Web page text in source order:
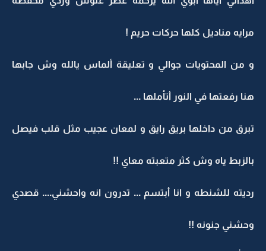
مرايه مناديل كلها حركات حريم !
و من المحتويات جوالي و تعليقة ألماس يالله وش جابها
هنا رفعتها في النور أتأملها ...
تبرق من داخلها بريق رايق و لمعان عجيب مثل قلب فيصل
بالزبط ياه وش كثر متعبته معاي !!
رديته للشنطه و انا أبتسم ... تدرون انه واحشني.... قصدي
وحشني جنونه !!